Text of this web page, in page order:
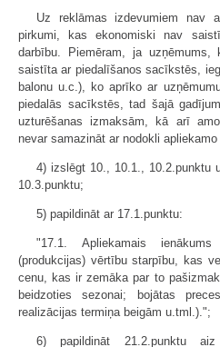
Uz reklāmas izdevumiem nav
pirkumi, kas ekonomiski nav
darbību. Piemēram, ja uzņēmums,
saistīta ar piedalīšanos sacīkstēs,
balonu u.c.), ko aprīko ar
piedalās sacīkstēs, tad šajā
uzturēšanas izmaksām, kā arī
nevar samazināt ar nodokli
4) izslēgt 10., 10.1., 10.2.punktu
10.3.punktu;
5) papildināt ar 17.1.punktu:
"17.1. Apliekamais
(produkcijas) vērtību starpību, kas
cenu, kas ir zemāka par to
beidzoties sezonai; bojātas
realizācijas termiņa beigām u.tml.).";
6) papildināt 21.2.punktu